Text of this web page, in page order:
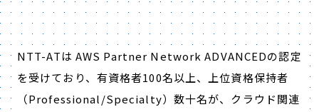
NTT-ATは AWS Partner Network ADVANCEDの認定
を受けており、有資格者100名以上、上位資格保持者
（Professional/Specialty）数十名が、クラウド関連